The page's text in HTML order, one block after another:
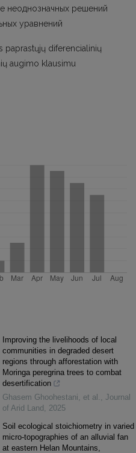
неоднозначных решений
уравнений
paprastųjų diferencialinių
augimo klausimu
Improving the livelihoods of local
communities in degraded desert
regions through afforestation with
Moringa peregrina trees to combat
desertification
Ghasem Ghoohestani, et al. , Journal
of Arid Land , 2025
Soil ecological stoichiometry in varied
micro-topographies of an alluvial fan
at eastern Helan Mountains,